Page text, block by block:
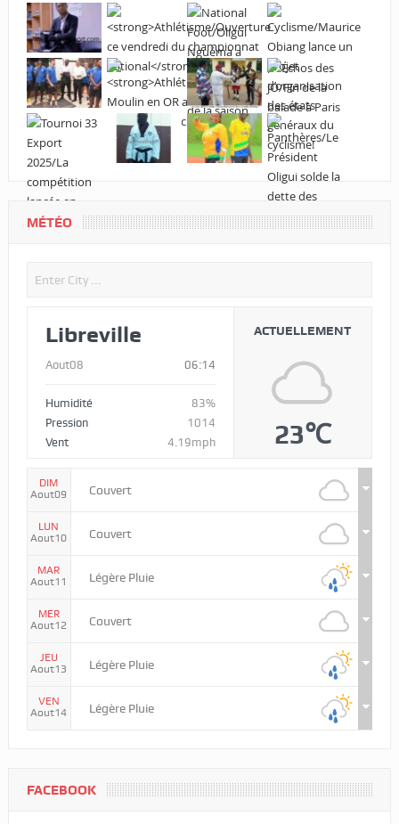
MÉTÉO
Libreville
Aout08 06:14
Humidité
83%
Pression
1014
Vent
4.19mph
ACTUELLEMENT
23℃
DIM
Aout09
Couvert
LUN
Aout10
Couvert
MAR
Aout11
Légère Pluie
MER
Aout12
Couvert
JEU
Aout13
Légère Pluie
VEN
Aout14
Légère Pluie
FACEBOOK